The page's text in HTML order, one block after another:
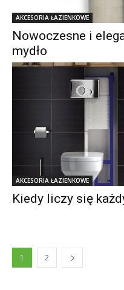
AKCESORIA ŁAZIENKOWE
Nowoczesne i
mydło
AKCESORIA ŁAZIENKOWE
Kiedy liczy się
1 2